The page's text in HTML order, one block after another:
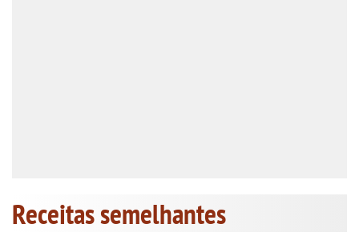
Receitas semelhantes